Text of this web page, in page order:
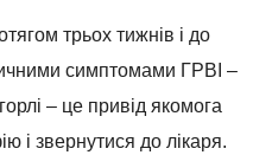
трьох тижнів і до
симптомами ГРВІ –
– це привід якомога
звернутися до лікаря.